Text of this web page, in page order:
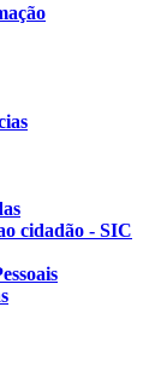
cidadão - SIC